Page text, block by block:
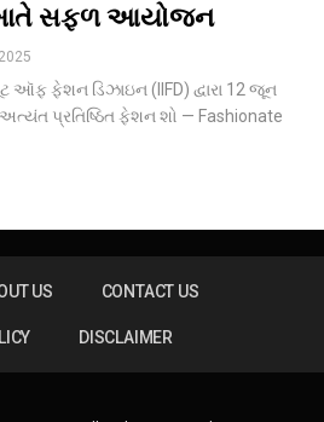
સફળ આયોજન
ફેશન ડિઝાઇન (IIFD) દ્વારા 12 જૂન
અત્યંત પ્રતિષ્ઠિત ફેશન શો — Fashionate
US CONTACT US
DISCLAIMER